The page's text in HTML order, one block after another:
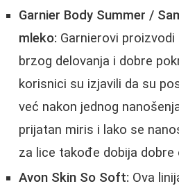
Garnier Body Summer /
mleko: Garnierovi
brzog delovanja i dobre
korisnici su izjavili da su
već nakon jednog
prijatan miris i lako se
za lice takođe dobija dobre
Avon Skin So Soft: Ova